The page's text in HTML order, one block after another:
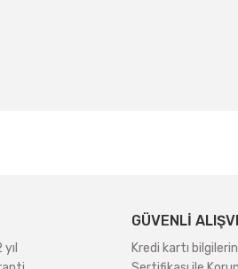
GÜVENLİ
Kredi kartı